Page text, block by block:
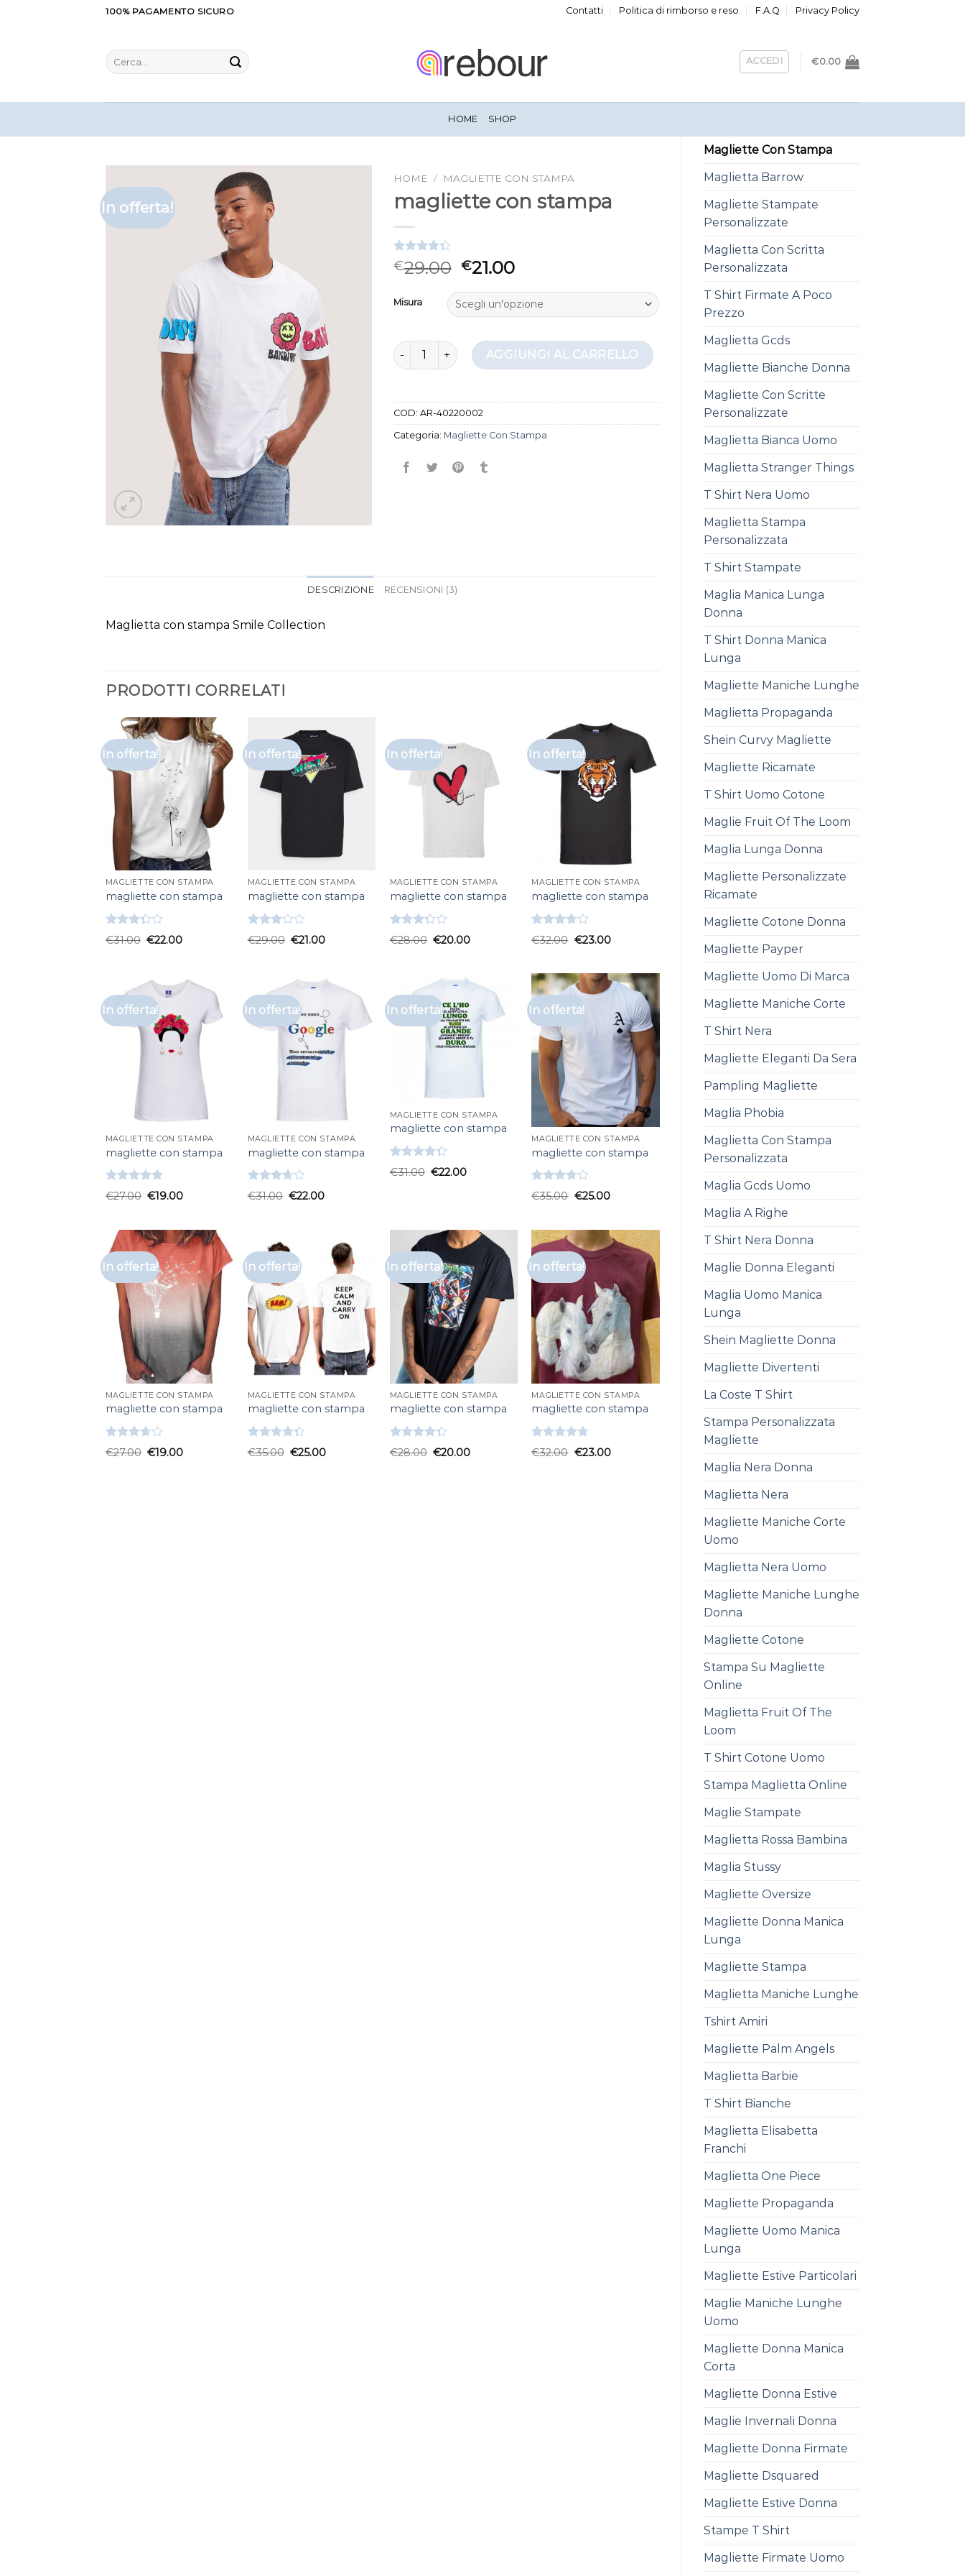
100% PAGAMENTO SICURO Contatti Politica di rimborso e reso F.A.Q Privacy Policy
Cerca: ACCEDI €0.00
HOME SHOP
Magliette Con Stampa
Maglietta Barrow
Magliette Stampate
Personalizzate
Maglietta Con Scritta
Personalizzata
T Shirt Firmate A Poco
Prezzo
Maglietta Gcds
Magliette Bianche Donna
Magliette Con Scritte
Personalizzate
Maglietta Bianca Uomo
Maglietta Stranger Things
T Shirt Nera Uomo
Maglietta Stampa
Personalizzata
T Shirt Stampate
Maglia Manica Lunga
Donna
T Shirt Donna Manica
Lunga
Magliette Maniche Lunghe
Maglietta Propaganda
Shein Curvy Magliette
Magliette Ricamate
T Shirt Uomo Cotone
Maglie Fruit Of The Loom
Maglia Lunga Donna
Magliette Personalizzate
Ricamate
Magliette Cotone Donna
Magliette Payper
Magliette Uomo Di Marca
Magliette Maniche Corte
T Shirt Nera
Magliette Eleganti Da Sera
Pampling Magliette
Maglia Phobia
Maglietta Con Stampa
Personalizzata
Maglia Gcds Uomo
Maglia A Righe
T Shirt Nera Donna
Maglie Donna Eleganti
Maglia Uomo Manica
Lunga
Shein Magliette Donna
Magliette Divertenti
La Coste T Shirt
Stampa Personalizzata
Magliette
Maglia Nera Donna
Maglietta Nera
Magliette Maniche Corte
Uomo
Maglietta Nera Uomo
Magliette Maniche Lunghe
Donna
Magliette Cotone
Stampa Su Magliette
Online
Maglietta Fruit Of The
Loom
T Shirt Cotone Uomo
Stampa Maglietta Online
Maglie Stampate
Maglietta Rossa Bambina
Maglia Stussy
Magliette Oversize
Magliette Donna Manica
Lunga
Magliette Stampa
Maglietta Maniche Lunghe
Tshirt Amiri
Magliette Palm Angels
Maglietta Barbie
T Shirt Bianche
Maglietta Elisabetta
Franchi
Maglietta One Piece
Magliette Propaganda
Magliette Uomo Manica
Lunga
Magliette Estive Particolari
Maglie Maniche Lunghe
Uomo
Magliette Donna Manica
Corta
Magliette Donna Estive
Maglie Invernali Donna
Magliette Donna Firmate
Magliette Dsquared
Magliette Estive Donna
Stampe T Shirt
Magliette Firmate Uomo
In offerta!
HOME / MAGLIETTE CON STAMPA
magliette con stampa
Valutato
4.33su 5
3
recensioni
€29.00 €21.00
Misura
magliette con stampa quantitàAGGIUNGI AL CARRELLO
COD: AR-40220002
Categoria: Magliette Con Stampa
DESCRIZIONE RECENSIONI (3)
Maglietta con stampa Smile Collection
PRODOTTI CORRELATI
In offerta!
MAGLIETTE CON STAMPA
magliette con stampa
Valutato
3.33su
€31.00 €22.00
In offerta!
MAGLIETTE CON STAMPA
magliette con stampa
Valutato
3.00
€29.00 €21.00
In offerta!
MAGLIETTE CON STAMPA
magliette con stampa
Valutato
3.33su
€28.00 €20.00
In offerta!
MAGLIETTE CON STAMPA
magliette con stampa
Valutato
3.67su
€32.00 €23.00
In offerta!
MAGLIETTE CON STAMPA
magliette con stampa
Valutato
5.00 su 5
€27.00 €19.00
In offerta!
MAGLIETTE CON STAMPA
magliette con stampa
Valutato
3.67su
€31.00 €22.00
In offerta!
MAGLIETTE CON STAMPA
magliette con stampa
Valutato
4.33su 5
€31.00 €22.00
In offerta!
MAGLIETTE CON STAMPA
magliette con stampa
Valutato
3.67su
€35.00 €25.00
In offerta!
MAGLIETTE CON STAMPA
magliette con stampa
Valutato
3.67 su
€27.00 €19.00
In offerta!
MAGLIETTE CON STAMPA
magliette con stampa
Valutato
4.33su 5
€35.00 €25.00
In offerta!
MAGLIETTE CON STAMPA
magliette con stampa
Valutato
4.33su 5
€28.00 €20.00
In offerta!
MAGLIETTE CON STAMPA
magliette con stampa
Valutato
4.67su 5
€32.00 €23.00